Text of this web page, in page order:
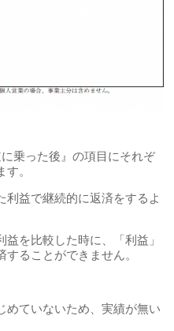
乗った後』の項目にそれぞ
。
利益で継続的に返済をするよ
を比較した時に、「利益」
ることができません。
めていないため、実績が無い